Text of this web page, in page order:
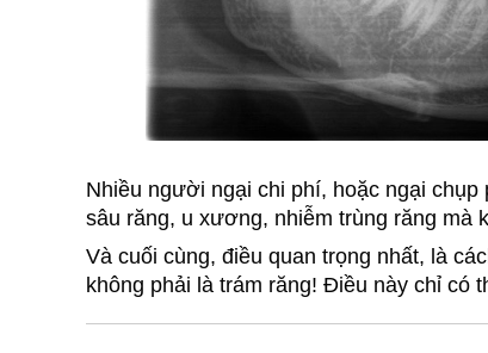
Nhiều người ngại chi phí, hoặc ngại
sâu răng, u xương, nhiễm trùng răng mà
Và cuối cùng, điều quan trọng nhất, là
không phải là trám răng! Điều này chỉ có